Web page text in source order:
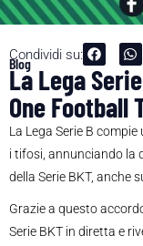
Condividi su:
Blog
La Lega
One Football
La Lega Serie B compie
i tifosi, annunciando la
della Serie BKT, anche
Grazie a questo
Serie BKT in diretta e